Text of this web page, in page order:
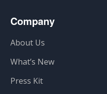
Company
About Us
What’s New
Press Kit